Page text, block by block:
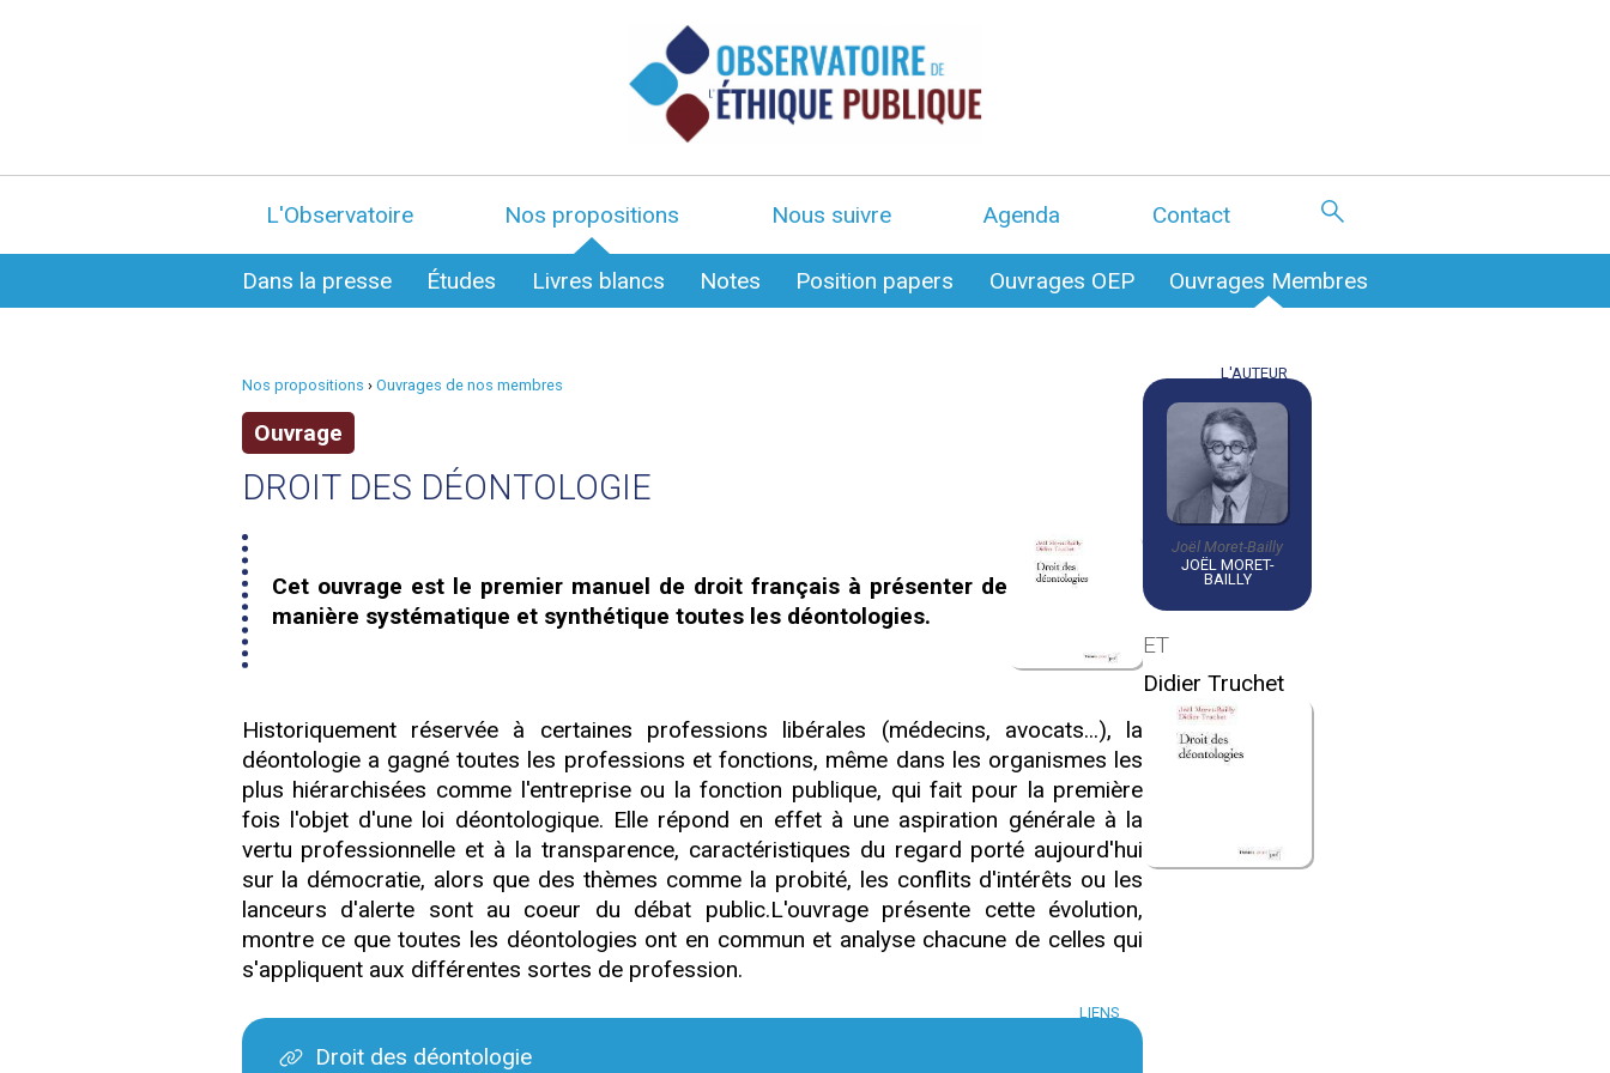
L'Observatoire Nos propositions Nous suivre Agenda Contact
Dans la presse Études Livres blancs Notes Position papers Ouvrages OEP Ouvrages Membres
Nos propositions › Ouvrages de nos membres
Ouvrage
DROIT DES DÉONTOLOGIE
Cet ouvrage est le premier manuel de droit français à présenter de
manière systématique et synthétique toutes les déontologies.
Historiquement réservée à certaines professions libérales (médecins, avocats...), la
déontologie a gagné toutes les professions et fonctions, même dans les organismes les
plus hiérarchisées comme l'entreprise ou la fonction publique, qui fait pour la première
fois l'objet d'une loi déontologique. Elle répond en effet à une aspiration générale à la
vertu professionnelle et à la transparence, caractéristiques du regard porté aujourd'hui
sur la démocratie, alors que des thèmes comme la probité, les conflits d'intérêts ou les
lanceurs d'alerte sont au coeur du débat public.L'ouvrage présente cette évolution,
montre ce que toutes les déontologies ont en commun et analyse chacune de celles qui
s'appliquent aux différentes sortes de profession.
LIENS
Droit des déontologie
L'AUTEUR
Joël Moret-Bailly
JOËL MORET-
BAILLY
ET
Didier Truchet